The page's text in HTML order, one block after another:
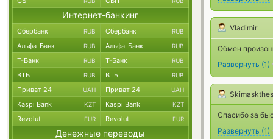
Vladimir
Обмен
Развернуть (1)
Спасибо за
Развернуть (1)
Интернет-банкинг
Сбербанк RUB Сбербанк RUB
Альфа-Банк RUB Альфа-Банк RUB
Т-Банк RUB Т-Банк RUB
ВТБ RUB ВТБ RUB
Приват 24 UAH Приват 24 UAH
Kaspi Bank KZT Kaspi Bank KZT
Revolut EUR Revolut EUR
Денежные переводы